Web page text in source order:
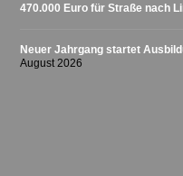
470.000 Euro für Straße nach
Neuer Jahrgang startet
August 2026